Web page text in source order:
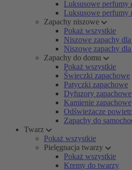
Luksusowe perfumy
Luksusowe perfumy
Zapachy niszowe
Pokaż wszystkie
Niszowe zapachy
Niszowe zapachy
Zapachy do domu
Pokaż wszystkie
Świeczki zapachowe
Patyczki zapachowe
Dyfuzory zapachowe
Kamienie zapachowe
Odświeżacze
Zapachy do
Twarz
Pokaż wszystkie
Pielęgnacja twarzy
Pokaż wszystkie
Kremy do twarzy